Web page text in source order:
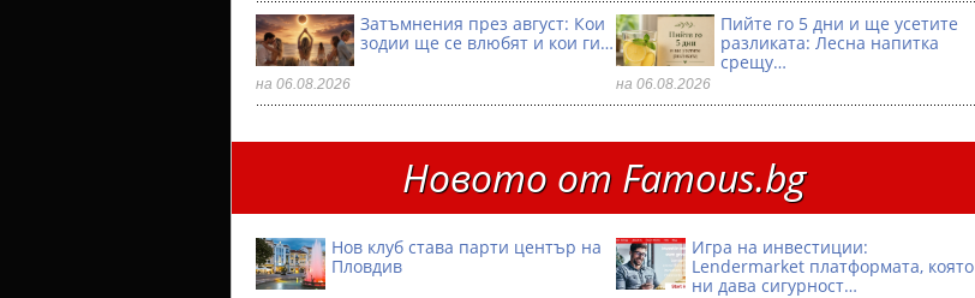
Затъмнения през август: Кои
зодии ще се влюбят и кои ги…
на 06.08.2026
Пийте го 5 дни и ще усетите
разликата: Лесна напитка
срещу…
на 06.08.2026
Новото от Famous.bg
Нов клуб става парти център на
Пловдив
Игра на инвестиции:
Lendermarket платформата, която
ни дава сигурност…